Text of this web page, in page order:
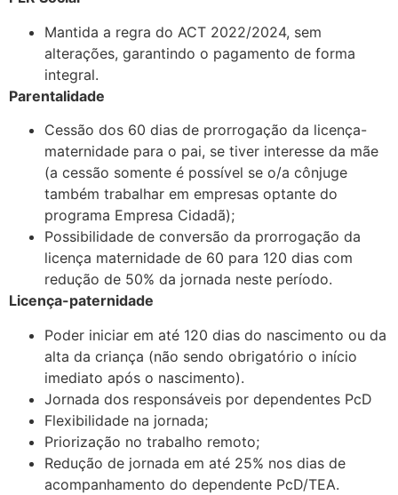
Mantida a regra do ACT 2022/2024, sem
alterações, garantindo o pagamento de forma
integral.
Parentalidade
Cessão dos 60 dias de prorrogação da licença-
maternidade para o pai, se tiver interesse da mãe
(a cessão somente é possível se o/a cônjuge
também trabalhar em empresas optante do
programa Empresa Cidadã);
Possibilidade de conversão da prorrogação da
licença maternidade de 60 para 120 dias com
redução de 50% da jornada neste período.
Licença-paternidade
Poder iniciar em até 120 dias do nascimento ou da
alta da criança (não sendo obrigatório o início
imediato após o nascimento).
Jornada dos responsáveis por dependentes PcD
Flexibilidade na jornada;
Priorização no trabalho remoto;
Redução de jornada em até 25% nos dias de
acompanhamento do dependente PcD/TEA.